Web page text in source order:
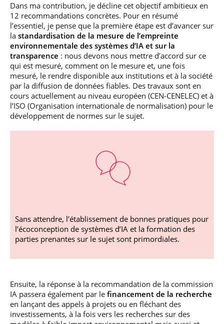
Dans ma contribution, je décline cet objectif ambitieux en
12 recommandations concrètes. Pour en résumé
l’essentiel, je pense que la première étape est d’avancer sur
la standardisation de la mesure de l’empreinte
environnementale des systèmes d’IA et sur la
transparence : nous devons nous mettre d’accord sur ce
qui est mesuré, comment on le mesure et, une fois
mesuré, le rendre disponible aux institutions et à la société
par la diffusion de données fiables. Des travaux sont en
cours actuellement au niveau européen (CEN-CENELEC) et à
l’ISO (Organisation internationale de normalisation) pour le
développement de normes sur le sujet.
Sans attendre, l’établissement de bonnes pratiques pour
l’écoconception de systèmes d’IA et la formation des
parties prenantes sur le sujet sont primordiales.
Ensuite, la réponse à la recommandation de la commission
IA passera également par le financement de la recherche
en lançant des appels à projets ou en fléchant des
investissements, à la fois vers les recherches sur des